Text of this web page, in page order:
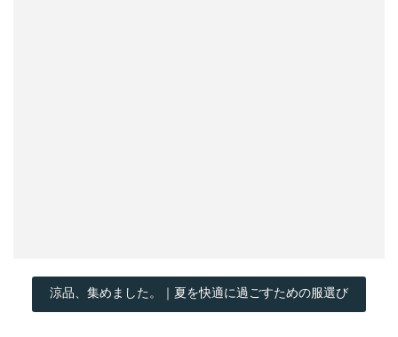
涼品、集めました。｜夏を快適に過ごすための服選び